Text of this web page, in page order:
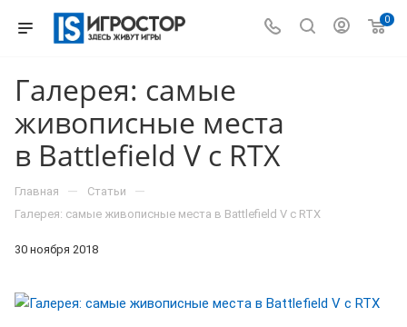
0
Галерея: самые
живописные места
в Battlefield V с RTX
Главная — Статьи —
Галерея: самые живописные места в Battlefield V с RTX
30 ноября 2018